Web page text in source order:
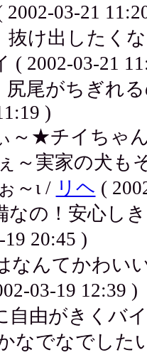
03-21
け出したくな
( 2002-03-21
尾がちぎれる
)
～★チイちゃ
～実家の犬も
～ι / リヘ (
なの！安心し
19 20:45 )
なんてかわい
03-19 12:39 )
自由がきくバ
なでなでした